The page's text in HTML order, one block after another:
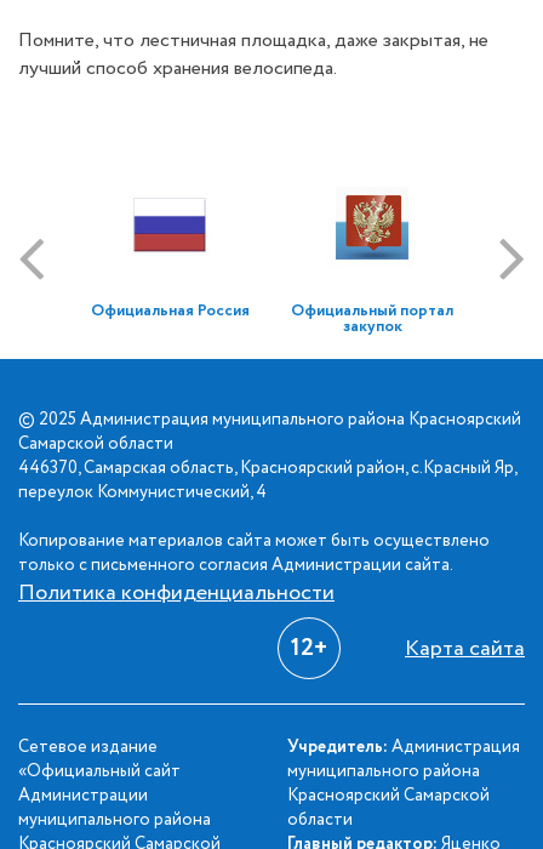
Помните, что лестничная площадка, даже закрытая, не
лучший способ хранения велосипеда.
Официальная Россия Официальный портал
закупок
© 2025 Администрация муниципального района Красноярский
Самарской области
446370, Самарская область, Красноярский район, с.Красный Яр,
переулок Коммунистический, 4
Копирование материалов сайта может быть осуществлено
только с письменного согласия Администрации сайта.
Политика конфиденциальности
12+ Карта сайта
Сетевое издание
«Официальный сайт
Администрации
муниципального района
Красноярский Самарской
Учредитель: Администрация
муниципального района
Красноярский Самарской
области
Главный редактор: Яценко